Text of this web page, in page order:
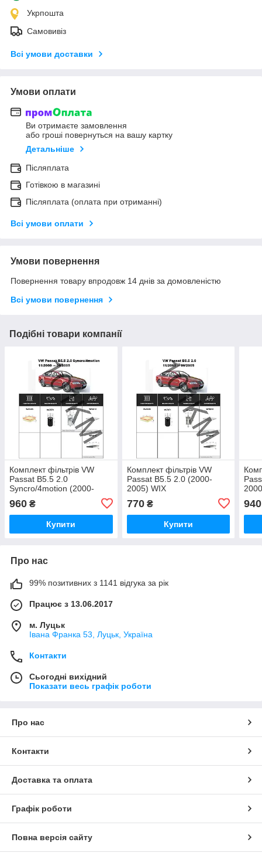
Укрпошта
Самовивіз
Всі умови доставки
Умови оплати
Ви отримаєте замовлення
або гроші повернуться на вашу картку
Детальніше
Післяплата
Готівкою в магазині
Післяплата (оплата при отриманні)
Всі умови оплати
Умови повернення
Повернення товару впродовж 14 днів за домовленістю
Всі умови повернення
Подібні товари компанії
Комплект фільтрів VW
Passat B5.5 2.0
Syncro/4motion (2000-
960 ₴
Купити
Комплект фільтрів VW
Passat B5.5 2.0 (2000-
2005) WIX
770₴
Купити
940
Про нас
99% позитивних з 1141 відгука за рік
Працює з 13.06.2017
м. Луцьк
Івана Франка 53, Луцьк, Україна
Контакти
Сьогодні вихідний
Показати весь графік роботи
Про нас
Контакти
Доставка та оплата
Графік роботи
Повна версія сайту